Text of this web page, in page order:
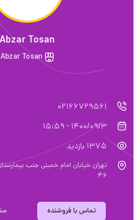
Abzar Tosan
Abzar Tosan
02166729561
1400/09/3 - 15:59
1375 بازدید
تهران خیابان امام خمینی جنب
46
تماس با فروشنده